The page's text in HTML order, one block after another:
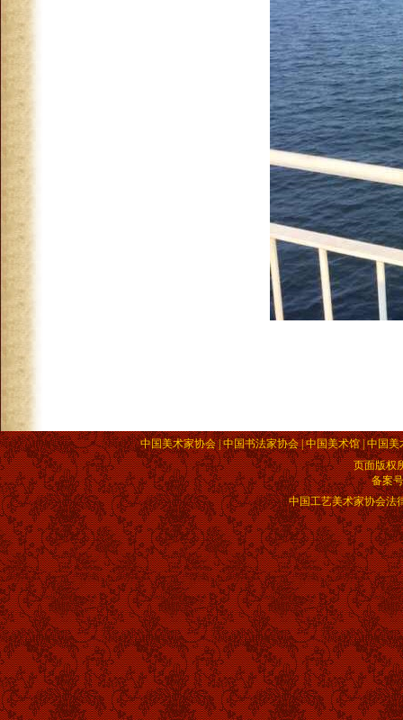
中国美术家协会 | 中国书法家协会 | 中国美术馆 | 中国
页面版权
备案
中国工艺美术家协会法